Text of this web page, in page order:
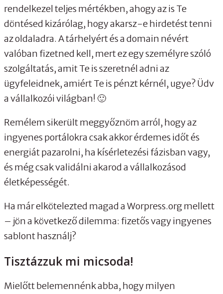
rendelkezel teljes mértékben, ahogy az is Te
döntésed kizárólag, hogy akarsz-e hirdetést tenni
az oldaladra. A tárhelyért és a domain névért
valóban fizetned kell, mert ez egy személyre szóló
szolgáltatás, amit Te is szeretnél adni az
ügyfeleidnek, amiért Te is pénzt kérnél, ugye? Üdv
a vállalkozói világban! 🙂
Remélem sikerült meggyőznöm arról, hogy az
ingyenes portálokra csak akkor érdemes időt és
energiát pazarolni, ha kísérletezési fázisban vagy,
és még csak validálni akarod a vállalkozásod
életképességét.
Ha már elkötelezted magad a Worpress.org mellett
– jön a következő dilemma: fizetős vagy ingyenes
sablont használj?
Tisztázzuk mi micsoda!
Mielőtt belemennénk abba, hogy milyen